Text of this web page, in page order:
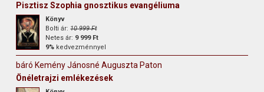
Pisztisz Szophia gnosztikus evangéliuma
Könyv
Bolti ár:10 999 Ft
Netes ár: 9 999 Ft
9% kedvezménnyel
báró Kemény Jánosné Auguszta Paton
Önéletrajzi emlékezések